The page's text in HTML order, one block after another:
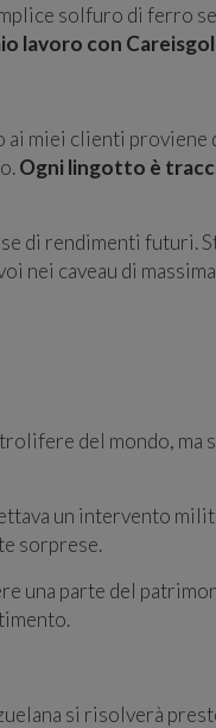
solfuro di ferro
lavoro con
miei clienti
Ogni lingotto è
di rendimenti futuri.
nei caveau di
del mondo, ma
un intervento
sorprese.
una parte del
si risolverà